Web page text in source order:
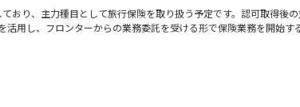
り、主力種目として旅行保険を取り扱う予定です。認可取得後
用し、フロンターからの業務委託を受ける形で保険業務を開始す
にドッテッドラインでレポートします。ライセンス申請フェ
の中核を担う「Doer」としての役割を期待しています。
日本のアンダーライティングチーム全体を率いるリーダーへの成長